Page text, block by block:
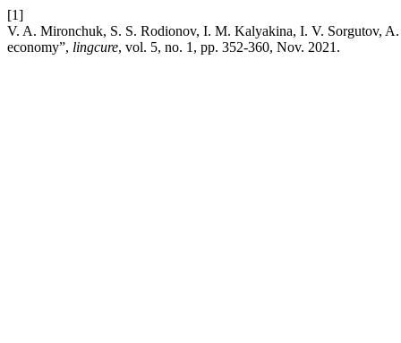
[1]
V. A. Mironchuk, S. S. Rodionov, I. M. Kalyakina, I. V. Sorgutov,
economy”, lingcure, vol. 5, no. 1, pp. 352-360, Nov. 2021.